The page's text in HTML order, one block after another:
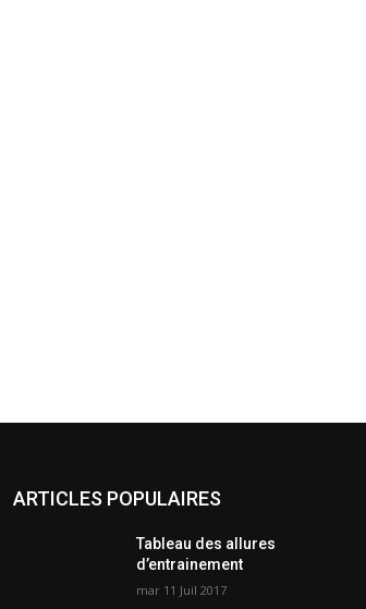
ARTICLES POPULAIRES
Tableau des allures
d’entrainement
mar 11 Juil 2017